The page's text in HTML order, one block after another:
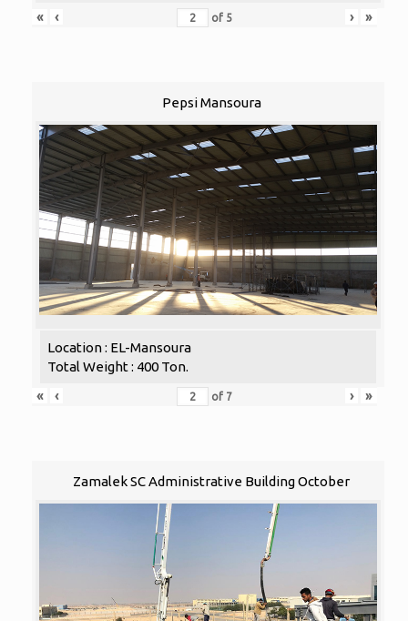
« ‹ of 5 › »
Pepsi Mansoura
Location : EL-Mansoura
Total Weight : 400 Ton.
«
‹ of 7 › »
Zamalek SC Administrative Building October